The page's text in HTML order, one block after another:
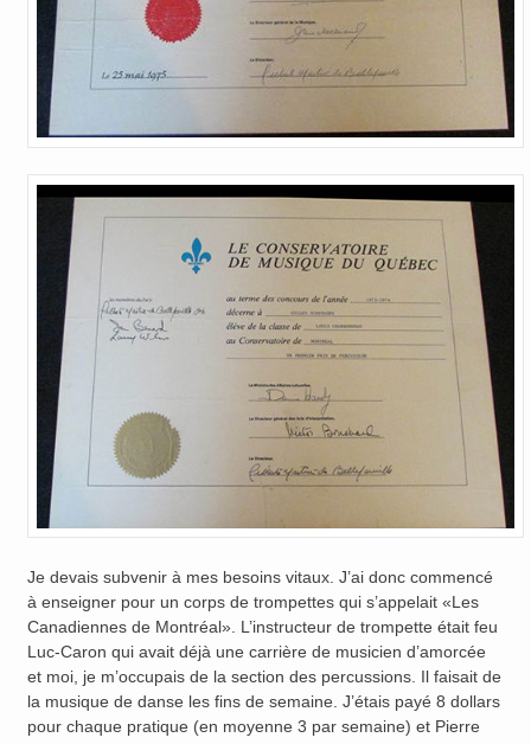
Je devais subvenir à mes besoins vitaux. J’ai donc commencé
à enseigner pour un corps de trompettes qui s’appelait «Les
Canadiennes de Montréal». L’instructeur de trompette était feu
Luc-Caron qui avait déjà une carrière de musicien d’amorcée
et moi, je m’occupais de la section des percussions. Il faisait de
la musique de danse les fins de semaine. J’étais payé 8 dollars
pour chaque pratique (en moyenne 3 par semaine) et Pierre